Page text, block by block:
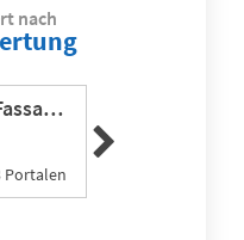
nach
BBM Dach und Fassade GmbH
Portalen